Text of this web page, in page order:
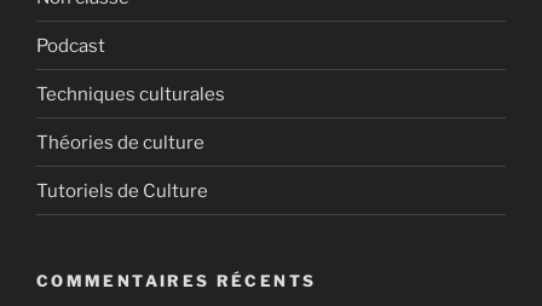
Podcast
Techniques culturales
Théories de culture
Tutoriels de Culture
COMMENTAIRES RÉCENTS